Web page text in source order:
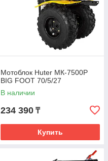
Мотоблок Huter МК-7500Р
BIG FOOT 70/5/27
В наличии
234 390 ₸
Купить